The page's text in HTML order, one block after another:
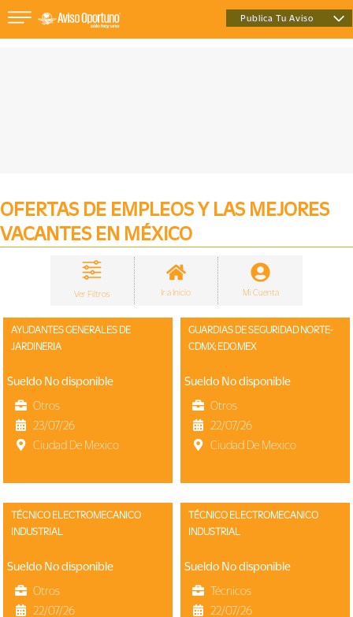
Empleos
Sube
Tu
Ingresar
Publica Tu Aviso
OFERTAS DE EMPLEOS Y LAS MEJORES
VACANTES EN MÉXICO
Ver Filtros Ir a Inicio Mi Cuenta
×
AYUDANTES GENERALES DE
JARDINERIA
Sueldo No disponible
Otros
23/07/26
Ciudad De Mexico
GUARDIAS DE SEGURIDAD NORTE-
CDMX; EDO.MEX
Sueldo No disponible
Otros
22/07/26
Ciudad De Mexico
TÉCNICO ELECTROMECANICO
INDUSTRIAL
Sueldo No disponible
Otros
22/07/26
TÉCNICO ELECTROMECANICO
INDUSTRIAL
Sueldo No disponible
Técnicos
22/07/26